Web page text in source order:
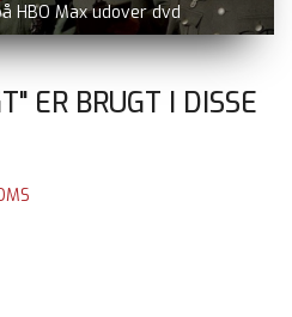
HBO Max udover dvd
ER BRUGT I DISSE